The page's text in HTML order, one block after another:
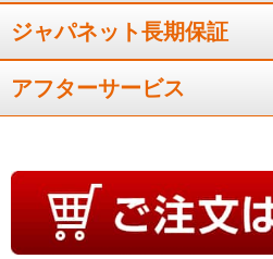
通常運転：1.549kWh→つないでもっと節
ジャパネット長期保証
アフターサービス